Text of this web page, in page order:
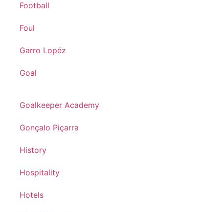
Football
Foul
Garro Lopéz
Goal
Goalkeeper Academy
Gonçalo Piçarra
History
Hospitality
Hotels